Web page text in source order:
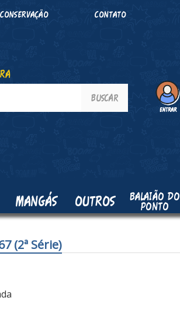
CONTATO
MANGÁS OUTROS BALAIÃO DO
PONTO
(2ª Série)